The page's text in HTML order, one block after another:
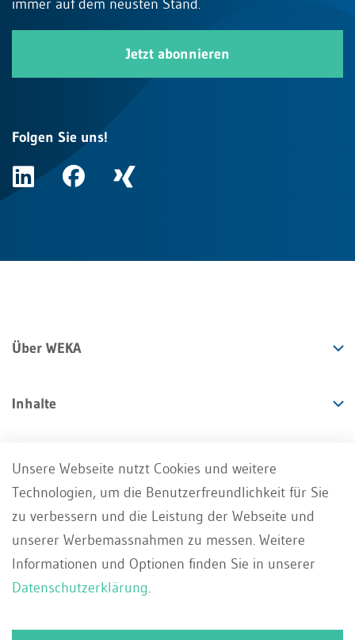
immer auf dem neusten Stand.
Jetzt abonnieren
Folgen Sie uns!
Über WEKA
Inhalte
Angebote
Services
Impressum AGB Datenschutz DE
Unsere Webseite nutzt Cookies und weitere
Technologien, um die Benutzerfreundlichkeit für Sie
zu verbessern und die Leistung der Webseite und
unserer Werbemassnahmen zu messen. Weitere
Informationen und Optionen finden Sie in unserer
Datenschutzerklärung.